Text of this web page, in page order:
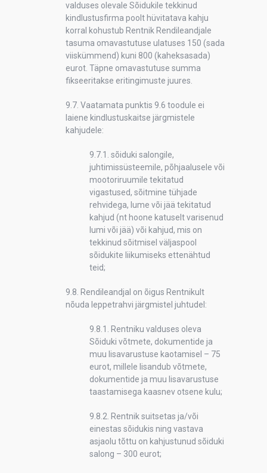
valduses olevale Sõidukile tekkinud
kindlustusfirma poolt hüvitatava kahju
korral kohustub Rentnik Rendileandjale
tasuma omavastutuse ulatuses 150 (sada
viiskümmend) kuni 800 (kaheksasada)
eurot. Täpne omavastutuse summa
fikseeritakse eritingimuste juures.
9.7. Vaatamata punktis 9.6 toodule ei
laiene kindlustuskaitse järgmistele
kahjudele:
9.7.1. sõiduki salongile,
juhtimissüsteemile, põhjaalusele või
mootoriruumile tekitatud
vigastused, sõitmine tühjade
rehvidega, lume või jää tekitatud
kahjud (nt hoone katuselt varisenud
lumi või jää) või kahjud, mis on
tekkinud sõitmisel väljaspool
sõidukite liikumiseks ettenähtud
teid;
9.8. Rendileandjal on õigus Rentnikult
nõuda leppetrahvi järgmistel juhtudel:
9.8.1. Rentniku valduses oleva
Sõiduki võtmete, dokumentide ja
muu lisavarustuse kaotamisel – 75
eurot, millele lisandub võtmete,
dokumentide ja muu lisavarustuse
taastamisega kaasnev otsene kulu;
9.8.2. Rentnik suitsetas ja/või
einestas sõidukis ning vastava
asjaolu tõttu on kahjustunud sõiduki
salong – 300 eurot;